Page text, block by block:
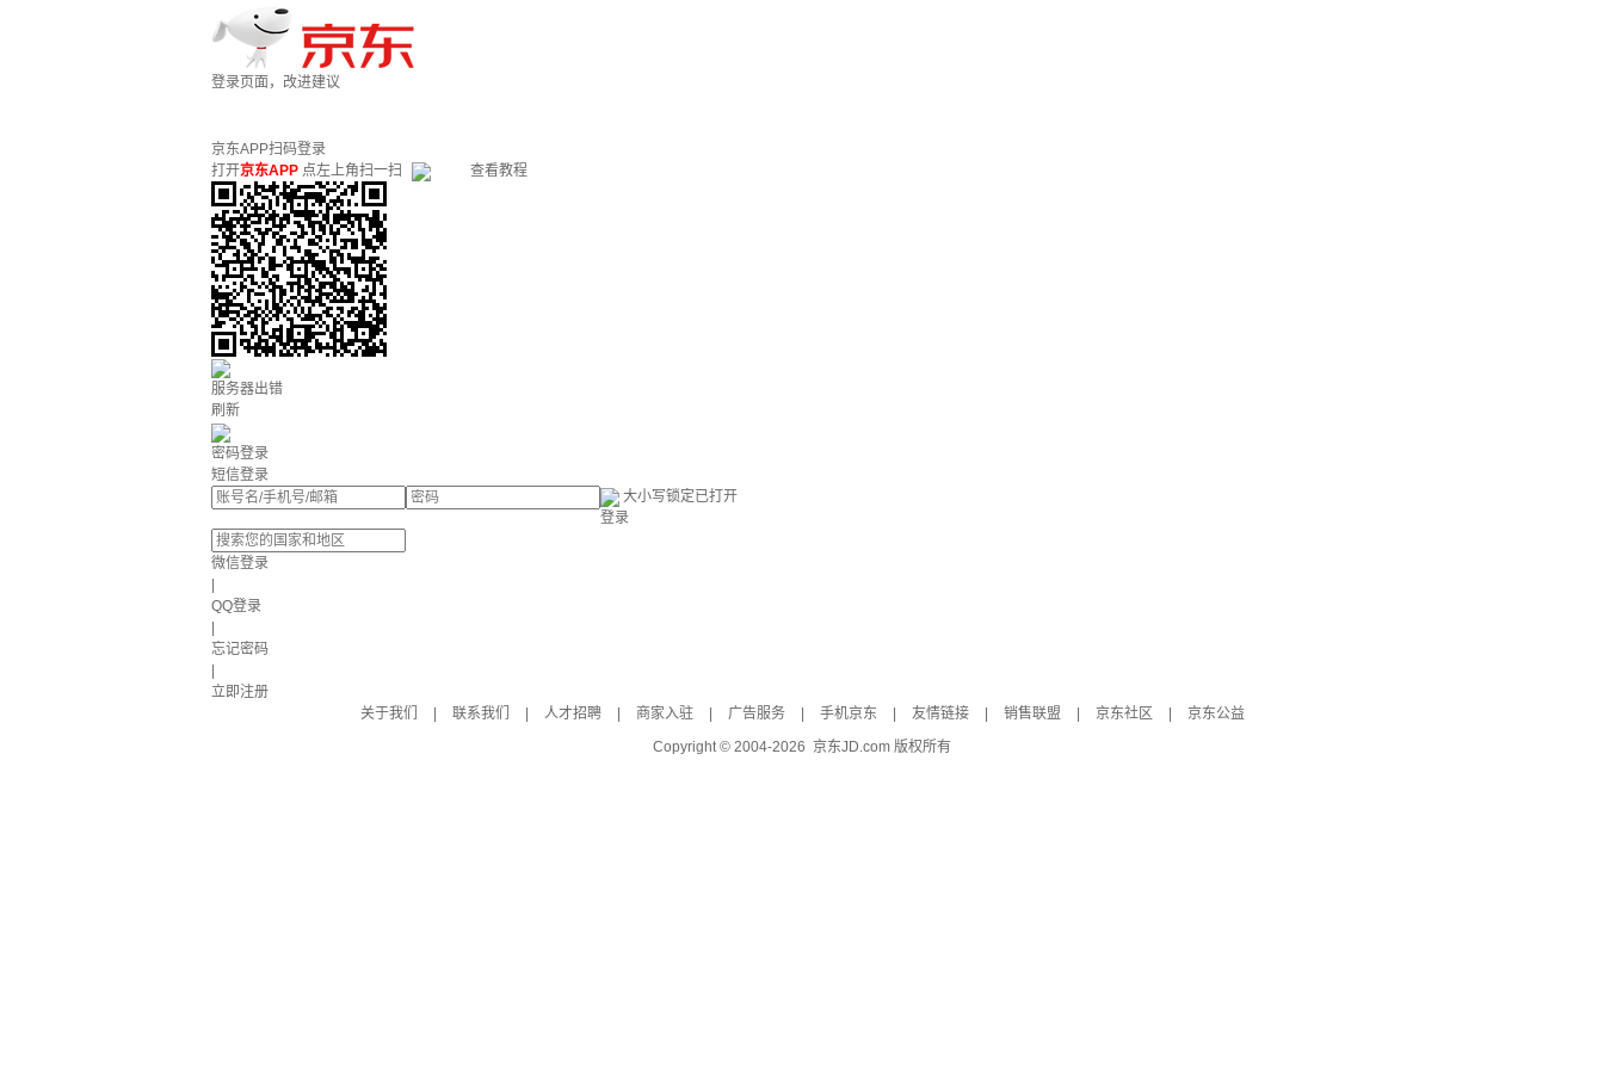
登录页面，改进建议
京东APP扫码登录
打开京东APP 点左上角扫一扫 查看教程
服务器出错
刷新
密码登录
短信登录
大小写锁定已打开
登录
微信登录
QQ登录
忘记密码
立即注册
关于我们
联系我们 人才招聘 商家入驻 广告服务 手机京东 友情链接 销售联盟 京东社区
京东公益
Copyright © 2004-2026 京东JD.com 版权所有